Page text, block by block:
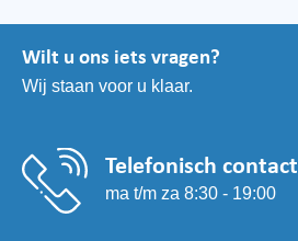
gekozen
worden
productpagina
Wilt u ons iets vragen?
Wij staan voor u klaar.
Telefonisch contact
ma t/m za 8:30 - 19:00